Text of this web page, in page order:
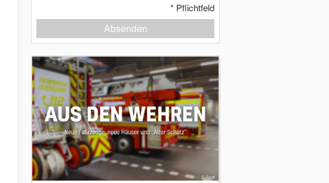
* Pflichtfeld
Absenden